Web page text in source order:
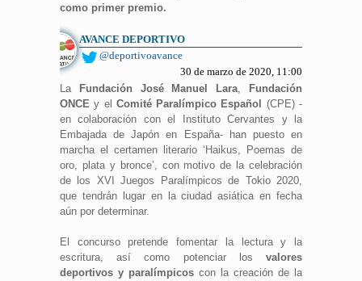
como primer premio.
AVANCE DEPORTIVO
@deportivoavance
30 de marzo de 2020, 11:00
La
Fundación José Manuel Lara,
Fundación
ONCE y el Comité Paralímpico Español
(CPE) -
en colaboración con el Instituto Cervantes y la
Embajada de Japón en España- han puesto en
marcha el certamen literario ‘Haikus, Poemas de
oro, plata y bronce’, con motivo de la celebración
de los XVI Juegos Paralímpicos de Tokio 2020,
que tendrán lugar en la ciudad asiática en fecha
aún por determinar.
El concurso pretende fomentar la lectura y la
escritura, así como potenciar los valores
deportivos y paralímpicos con la creación de la